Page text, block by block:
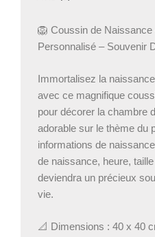
🦁 Coussin de Naissance
Personnalisé – Souvenir
Immortalisez la
avec ce magnifique
pour décorer la chambre
adorable sur le thème du
informations de
de naissance, heure,
deviendra un précieux
vie.
📐 Dimensions : 40 x 40